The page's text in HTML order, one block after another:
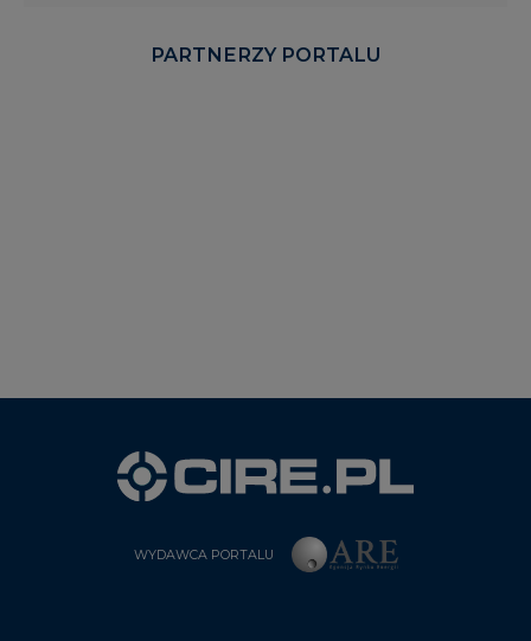
PARTNERZY PORTALU
WYDAWCA PORTALU